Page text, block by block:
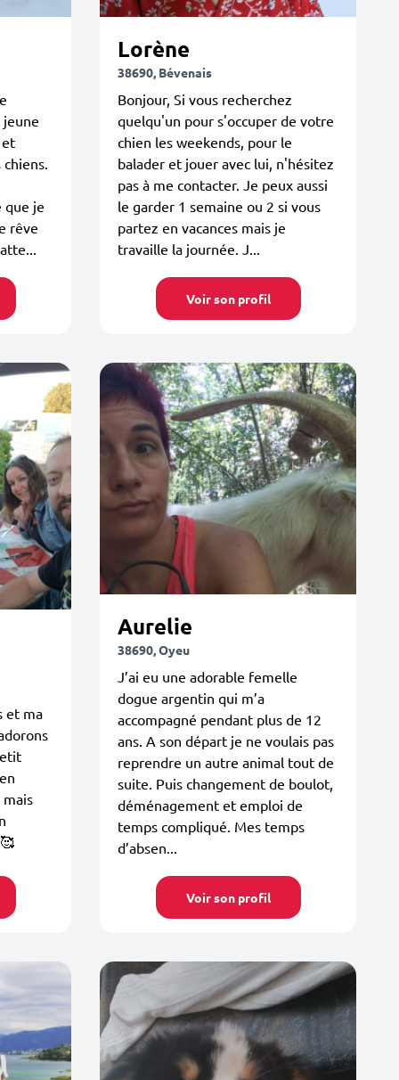
jeune
que je
rêve
Lorène
38690, Bévenais
Bonjour, Si vous recherchez
quelqu'un pour s'occuper de votre
chien les weekends, pour le
balader et jouer avec lui, n'hésitez
pas à me contacter. Je peux aussi
le garder 1 semaine ou 2 si vous
partez en vacances mais je
travaille la journée. J...
Voir son profil
et ma
Aurelie
38690, Oyeu
J’ai eu une adorable femelle
dogue argentin qui m’a
accompagné pendant plus de 12
ans. A son départ je ne voulais pas
reprendre un autre animal tout de
suite. Puis changement de boulot,
déménagement et emploi de
temps compliqué. Mes temps
d’absen...
Voir son profil